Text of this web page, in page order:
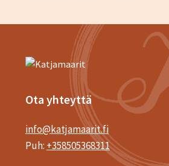
latest
Ota yhteyttä
info@katjamaarit.fi
Puh: +358505368311